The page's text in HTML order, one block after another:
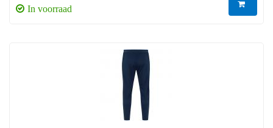
In voorraad